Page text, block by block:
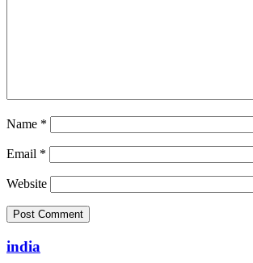
Name *
Email *
Website
india